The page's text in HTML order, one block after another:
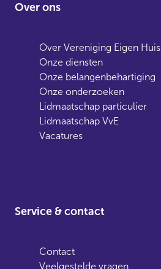
Over ons
Over Vereniging Eigen Huis
Onze diensten
Onze belangenbehartiging
Onze onderzoeken
Lidmaatschap particulier
Lidmaatschap VvE
Vacatures
Service & contact
Contact
Veelgestelde vragen